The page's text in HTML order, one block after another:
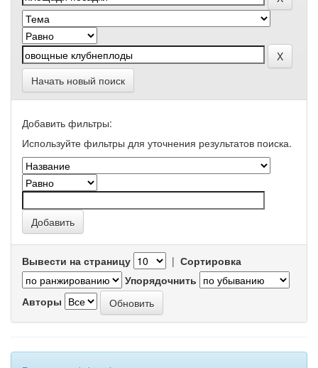
Начать новый поиск
Добавить фильтры:
Используйте фильтры для уточнения результатов поиска.
Вывести на страницу | Сортировка
Упорядочнить
Авторы